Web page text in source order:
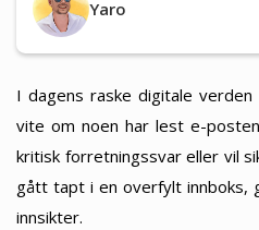
Yaro
I dagens raske digitale
vite om noen har lest e-
kritisk forretningssvar eller vil
gått tapt i en overfylt innboks,
innsikter.